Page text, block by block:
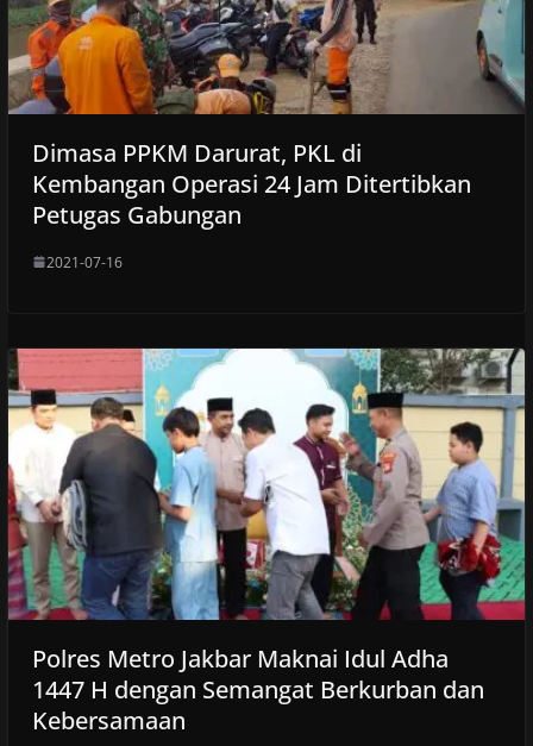
Dimasa PPKM Darurat, PKL di
Kembangan Operasi 24 Jam Ditertibkan
Petugas Gabungan
2021-07-16
Polres Metro Jakbar Maknai Idul Adha
1447 H dengan Semangat Berkurban dan
Kebersamaan